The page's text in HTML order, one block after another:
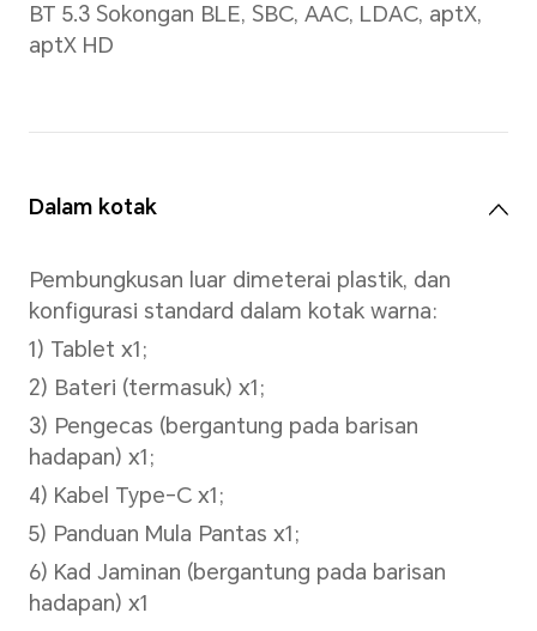
Storan
16 GB RAM+256 GB ROM
(8 GB HONOR RAM Turbo
Versi 5G:
16 GB RAM+256 GB ROM
(8 GB HONOR RAM Turbo
Nota: Storan dalaman yang